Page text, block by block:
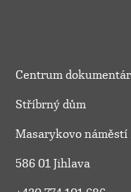
Centrum
Stříbrný dům
Masarykovo náměstí
586 01 Jihlava